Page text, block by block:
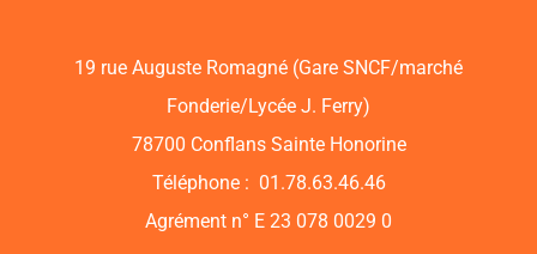
19 rue Auguste Romagné (Gare SNCF/marché
Fonderie/Lycée J. Ferry)
78700 Conflans Sainte Honorine
Téléphone : 01.78.63.46.46
Agrément n° E 23 078 0029 0